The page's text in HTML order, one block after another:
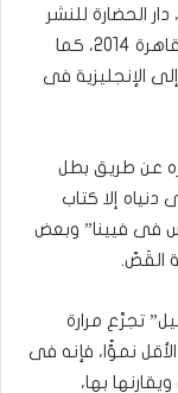
القاهرة عام 2006، دار الغاوون بيروت عام 2011، دار الحضارة للنشر
القاهرة 2012، الهيئة العامة لقصور الثقافة القاهرة 2014، كما
الرواية إلى الألمانية فى العام 2007 وإلى الإنجليزية فى
عن طريق بطل
إلا كتاب
فى فيينا” وبعض
القَصّ.
تجرَّع مرارة
الأقل نموًّا، فإنه فى
بها،